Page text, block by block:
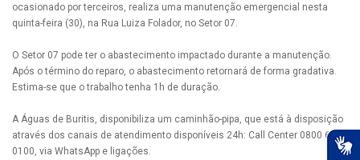
ocasionado por terceiros, realiza uma manutenção emergencial nesta
quinta-feira (30), na Rua Luiza Folador, no Setor 07.
O Setor 07 pode ter o abastecimento impactado durante a manutenção.
Após o término do reparo, o abastecimento retornará de forma gradativa.
Estima-se que o trabalho tenha 1h de duração.
A Águas de Buritis, disponibiliza um caminhão-pipa, que está à disposição
através dos canais de atendimento disponíveis 24h: Call Center 0800 690
0100, via WhatsApp e ligações.